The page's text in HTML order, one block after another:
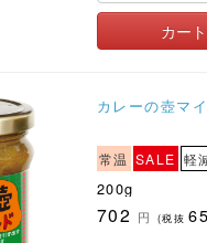
カレーの壺マ
常温 SALE 軽
200g
702 円 (税抜